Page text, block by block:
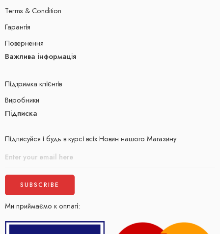
Terms & Condition
Гарантія
Повернення
Важлива інформація
Підтримка клієнтів
Виробники
Підписка
Підписуйся і будь в курсі всіх Новин нашого Магазину
Ми приймаємо к оплаті: